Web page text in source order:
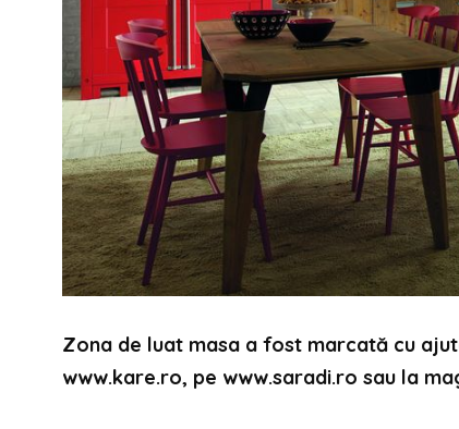
Zona de luat masa a fost marcată cu
www.kare.ro, pe www.saradi.ro sau la